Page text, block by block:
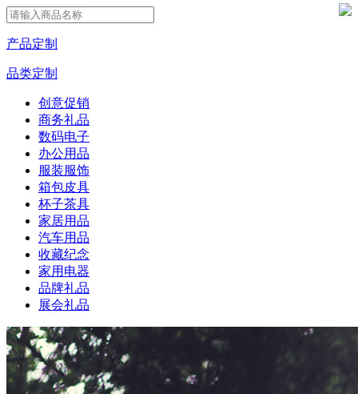
产品定制
品类定制
创意促销
商务礼品
数码电子
办公用品
服装服饰
箱包皮具
杯子茶具
家居用品
汽车用品
收藏纪念
家用电器
品牌礼品
展会礼品